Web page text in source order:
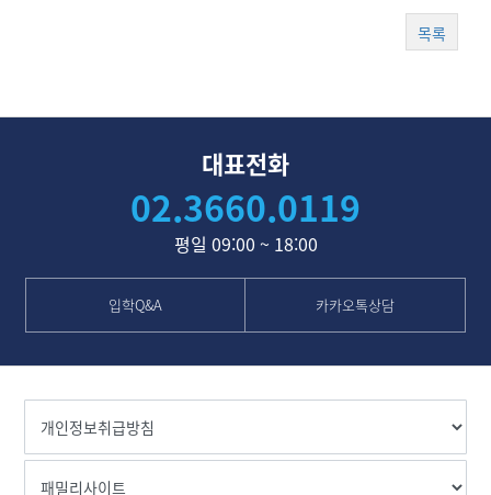
목록
대표전화
02.3660.0119
평일 09:00 ~ 18:00
입학Q&A 카카오톡상담